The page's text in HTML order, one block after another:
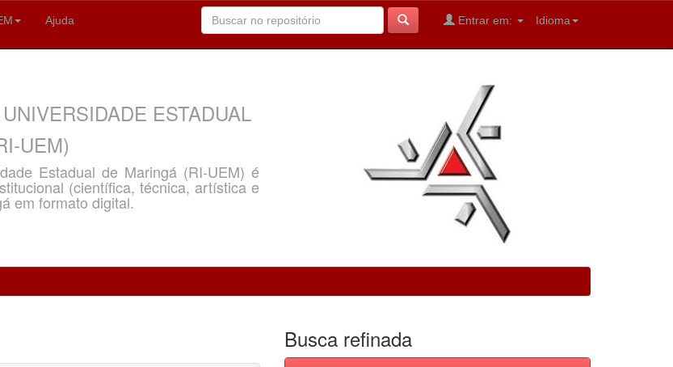
Ajuda Idioma
Entrar em:
ESTADUAL
UEM)
Estadual de Maringá (RI-UEM) é
(científica, técnica, artística e
em formato digital.
Busca refinada